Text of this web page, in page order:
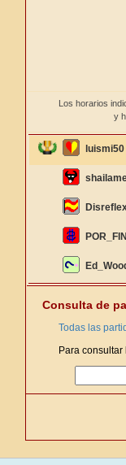
Los horarios
y
luismi50
POR_FIN
Consulta de
Todas las
Para